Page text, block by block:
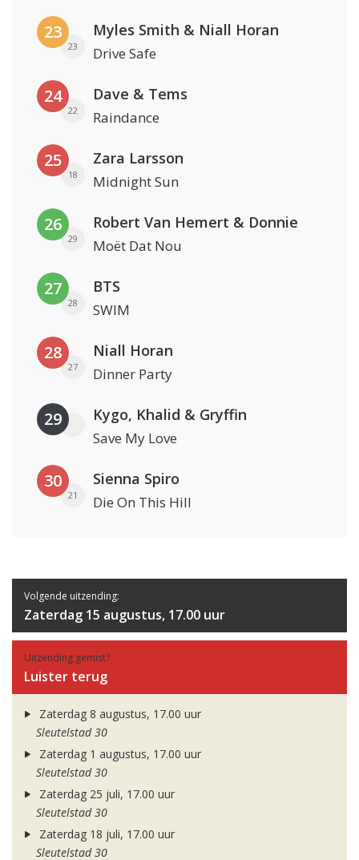
23
23
Myles Smith & Niall Horan
Drive Safe
24
22
Dave & Tems
Raindance
25
18
Zara Larsson
Midnight Sun
26
29
Robert Van Hemert & Donnie
Moët Dat Nou
27
28
BTS
SWIM
28
27
Niall Horan
Dinner Party
29 Kygo, Khalid & Gryffin
Save My Love
30
21
Sienna Spiro
Die On This Hill
Volgende uitzending:
Zaterdag 15 augustus, 17.00 uur
Uitzending gemist?
Luister terug
Zaterdag 8 augustus, 17.00 uur
Sleutelstad 30
Zaterdag 1 augustus, 17.00 uur
Sleutelstad 30
Zaterdag 25 juli, 17.00 uur
Sleutelstad 30
Zaterdag 18 juli, 17.00 uur
Sleutelstad 30